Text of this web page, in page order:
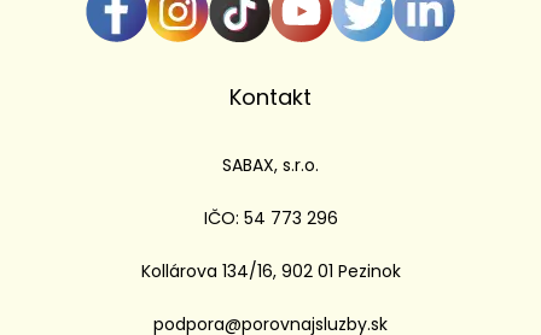
Kontakt
SABAX, s.r.o.
IČO: 54 773 296
Kollárova 134/16, 902 01 Pezinok
podpora@porovnajsluzby.sk